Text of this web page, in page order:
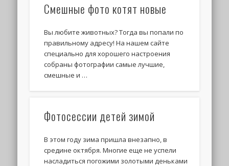
Смешные фото котят новые
Вы любите животных? Тогда вы попали по
правильному адресу! На нашем сайте
специально для хорошего настроения
собраны фотографии самые лучшие,
смешные и …
Фотосессии детей зимой
В этом году зима пришла внезапно, в
средине октября. Многие еще не успели
насладиться погожими золотыми деньками